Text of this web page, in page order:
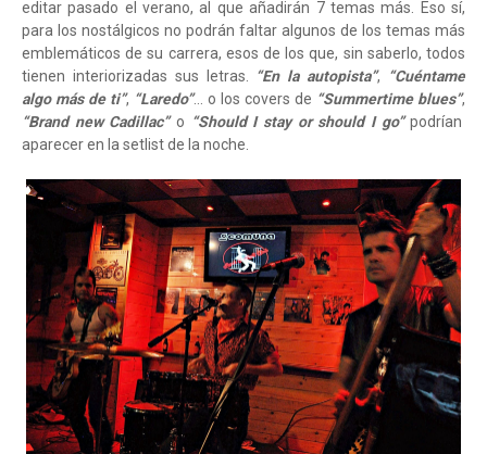
editar pasado el verano, al que añadirán 7 temas más. Eso sí,
para los nostálgicos no podrán faltar algunos de los temas más
emblemáticos de su carrera, esos de los que, sin saberlo, todos
tienen interiorizadas sus letras. “En la autopista”,
“Cuéntame
algo más de ti”, “Laredo”… o los covers de “Summertime blues”,
“Brand new Cadillac” o “Should I stay or should I go”podrían
aparecer en la setlist de la noche.